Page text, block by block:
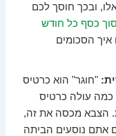
ובכך חוסך לכם
כסף כל חודש
איך הסכומים
"חוגר" הוא כרטיס
עולה כרטיס
הצבא מכסה את זה,
אתם נוסעים הביתה